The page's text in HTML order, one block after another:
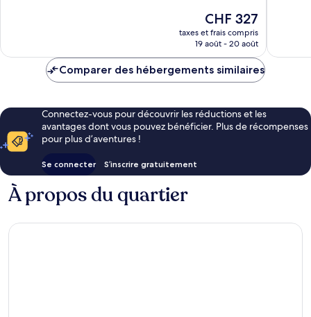
Le
nouveau
prix
de
CHF 327
taxes et frais compris
19 août - 20 août
Comparer des hébergements similaires
Connectez-vous pour découvrir les réductions et les
avantages dont vous pouvez bénéficier. Plus de récompenses
pour plus d’aventures !
Se connecter S’inscrire gratuitement
À propos du quartier